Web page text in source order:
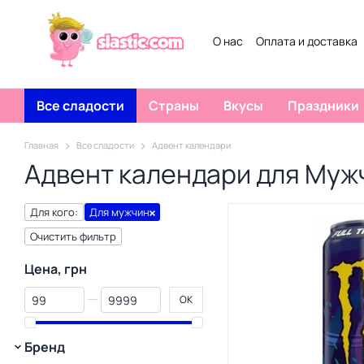
Перейти к основному контенту
О нас
Оплата и доставка
Все сладости Страны Вкусы Праздники
Главная Все сладости Адвент календари
Адвент календари для
Для кого:
Для мужчин
Очистить фильтр
Цена, грн
От Цена, грн
До Цена, грн OK
Бренд